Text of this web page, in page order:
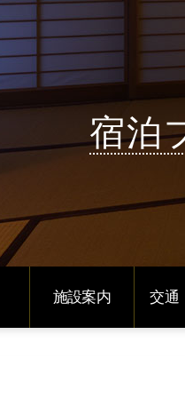
宿泊
施設案内 交通